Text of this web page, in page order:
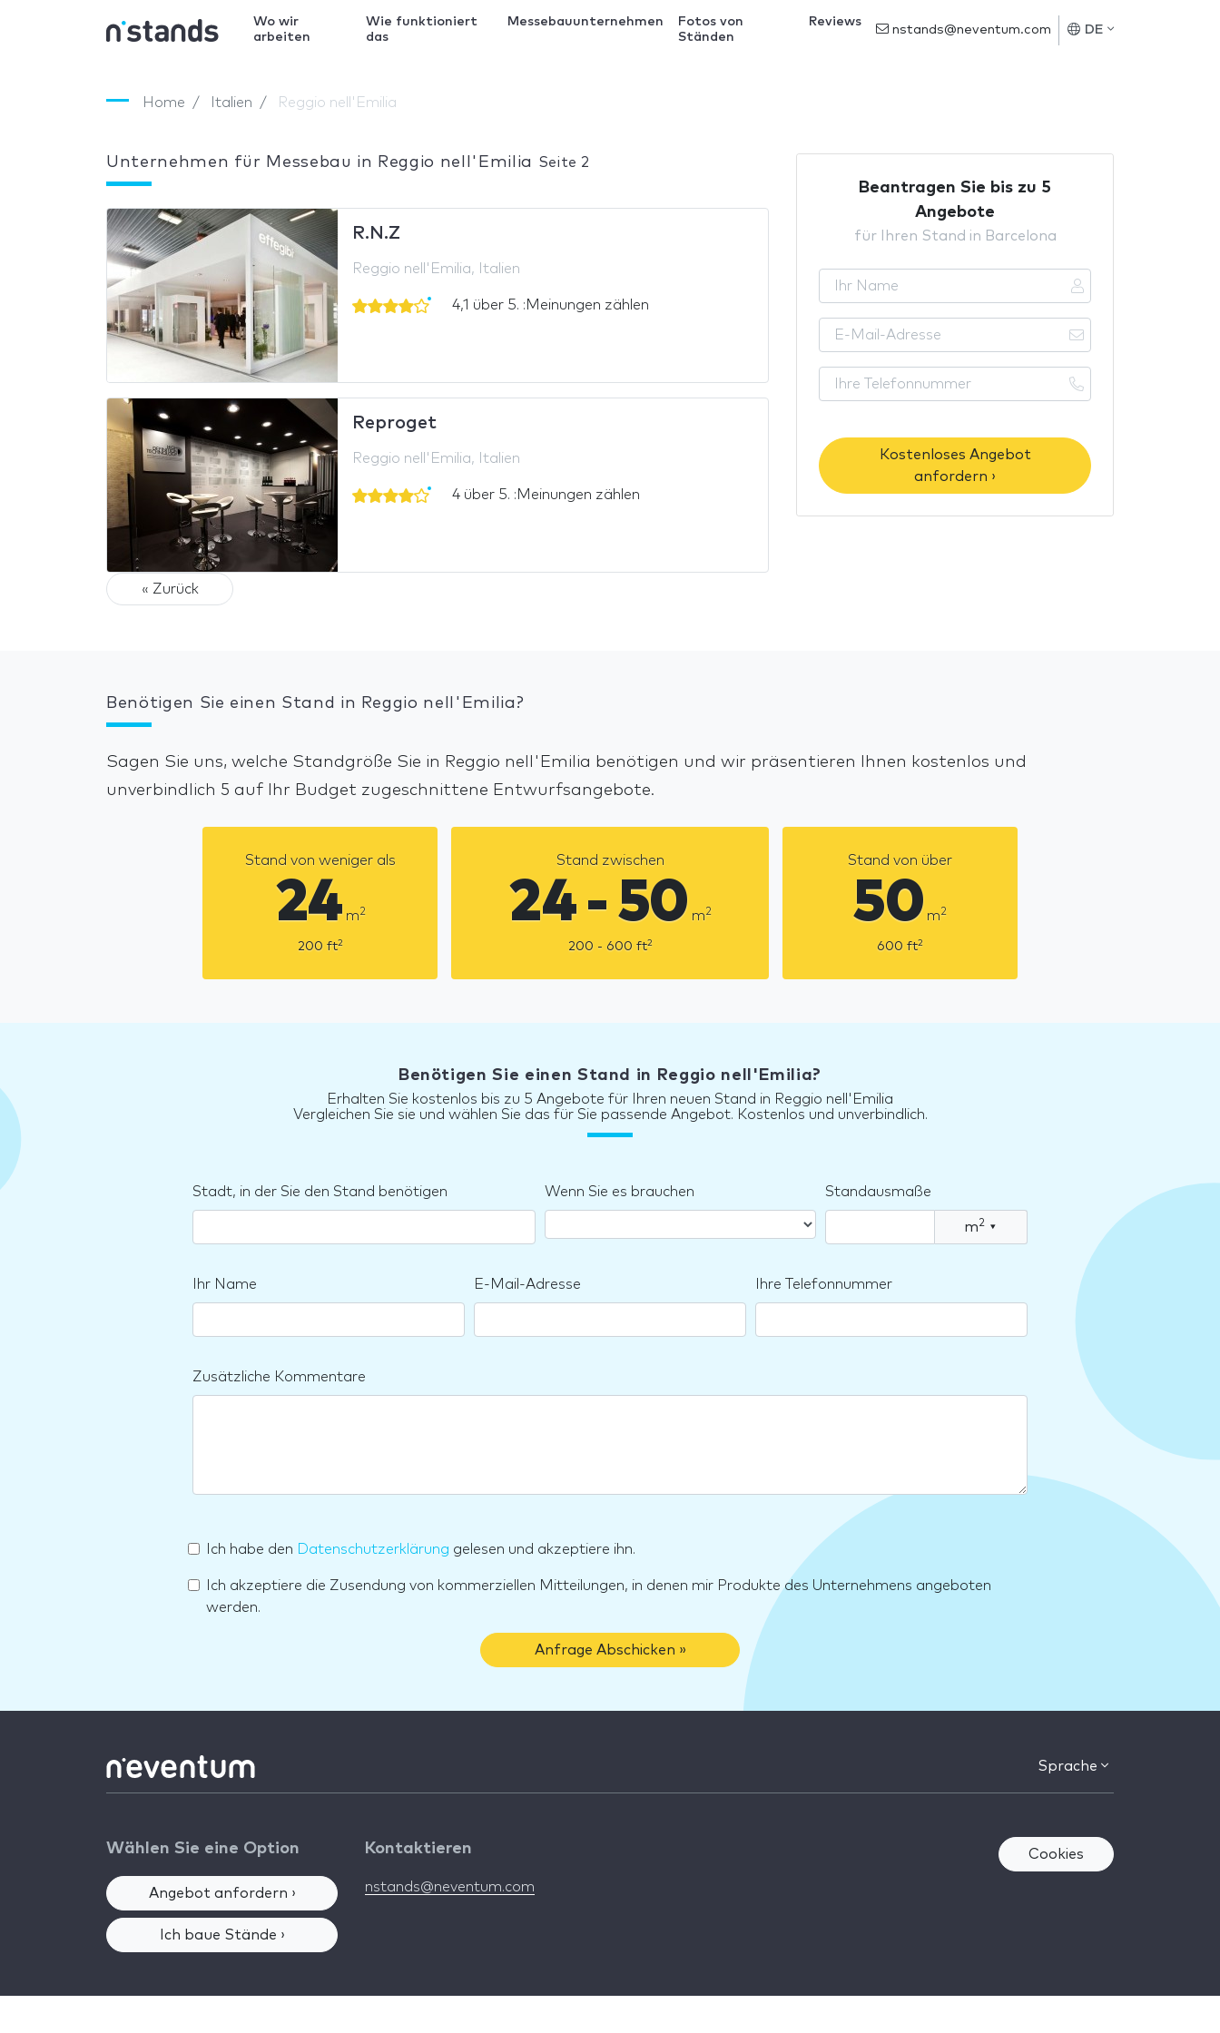
Wo wir
arbeiten
Wie funktioniert
das
Messebauunternehmen
Fotos von
Ständen
Reviews
nstands@neventum.com DE
Home Italien Reggio nell'Emilia
Unternehmen für Messebau in Reggio nell'Emilia Seite 2
R.N.Z
Reggio nell'Emilia, Italien
4,1 über 5. :Meinungen zählen
Reproget
Reggio nell'Emilia, Italien
4 über 5. :Meinungen zählen
« Zurück
Beantragen Sie bis zu 5
Angebote
für Ihren Stand in Barcelona
Kostenloses Angebot
anfordern ›
Benötigen Sie einen Stand in Reggio nell'Emilia?
Sagen Sie uns, welche Standgröße Sie in Reggio nell'Emilia benötigen und wir präsentieren Ihnen kostenlos und
unverbindlich 5 auf Ihr Budget zugeschnittene Entwurfsangebote.
Stand von weniger als
24 m2
200 ft2
Stand zwischen
24 - 50 m2
200 - 600 ft2
Stand von über
50 m2
600 ft2
Benötigen Sie einen Stand in Reggio nell'Emilia?
Erhalten Sie kostenlos bis zu 5 Angebote für Ihren neuen Stand in Reggio nell'Emilia
Vergleichen Sie sie und wählen Sie das für Sie passende Angebot. Kostenlos und unverbindlich.
Stadt, in der Sie den Stand benötigen Wenn Sie es brauchen Standausmaße
m2 ▾
Ihr Name E-Mail-Adresse Ihre Telefonnummer
Zusätzliche Kommentare
Ich habe den Datenschutzerklärung gelesen und akzeptiere ihn.
Ich akzeptiere die Zusendung von kommerziellen Mitteilungen, in denen mir Produkte des Unternehmens angeboten
werden.
Anfrage Abschicken »
Sprache
Wählen Sie eine Option
Angebot anfordern ›
Ich baue Stände ›
Kontaktieren
nstands@neventum.com
Cookies